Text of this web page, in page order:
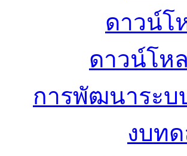
ดาวน์โ
ดาวน์โห
การพัฒนาระ
งบท